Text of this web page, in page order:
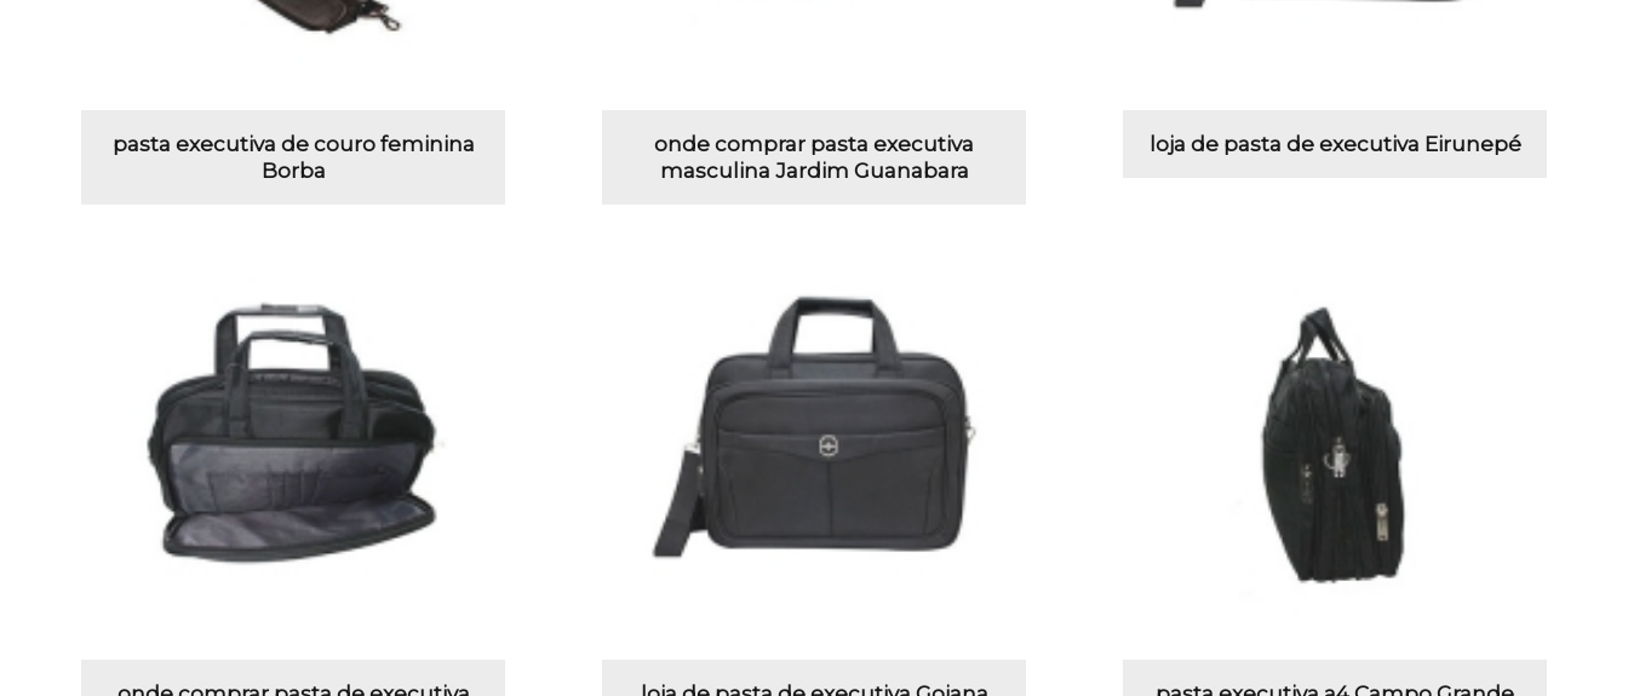
pasta executiva de couro feminina
Borba
onde comprar pasta executiva
masculina Jardim Guanabara
loja de pasta de executiva Eirunepé